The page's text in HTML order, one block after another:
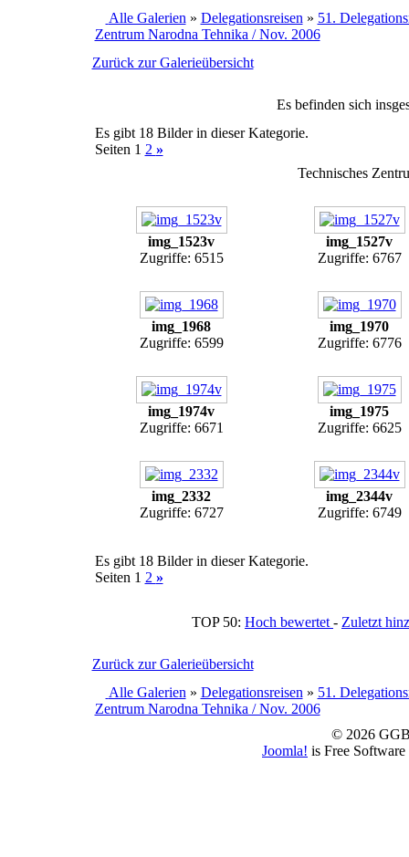
Alle Galerien » Delegationsreisen » 51.
Zentrum Narodna Tehnika / Nov. 2006
Zurück zur Galerieübersicht
Es befinden sich
Es gibt 18 Bilder in dieser Kategorie.
Seiten 1 2 »
Technisches
img_1523v
Zugriffe: 6515
img_1527v
Zugriffe: 6767
img_1968
Zugriffe: 6599
img_1970
Zugriffe: 6776
img_1974v
Zugriffe: 6671
img_1975
Zugriffe: 6625
img_2332
Zugriffe: 6727
img_2344v
Zugriffe: 6749
Es gibt 18 Bilder in dieser Kategorie.
Seiten 1 2 »
TOP 50: Hoch bewertet - Zuletzt
Zurück zur Galerieübersicht
Alle Galerien » Delegationsreisen » 51.
Zentrum Narodna Tehnika / Nov. 2006
© 2026
Joomla! is Free